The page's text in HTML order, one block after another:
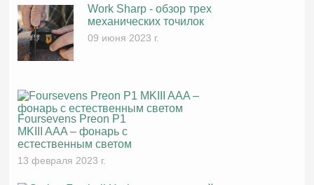
Work Sharp - обзор трех
механических точилок
09 июня 2023 г.
Foursevens Preon P1
MKIII AAA – фонарь с
естественным светом
13 февраля 2023 г.